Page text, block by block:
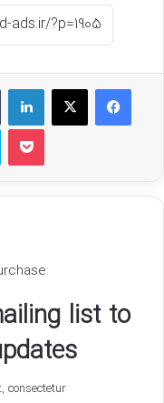
فیسبوکایکس
list to